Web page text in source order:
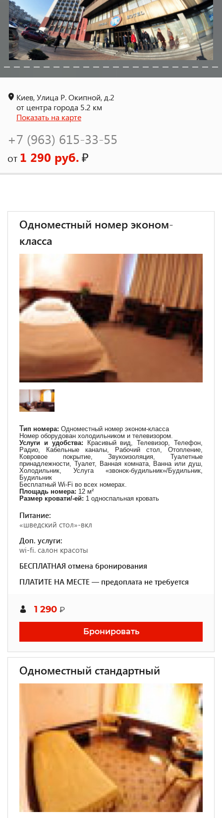
Киев, Улица Р. Окипной, д.2
от центра города 5.2 км
Показать на карте
+7 (963) 615-33-55
от 1 290 руб.₽
Одноместный номер эконом-
класса
Тип номера: Одноместный номер эконом-класса
Номер оборудован холодильником и телевизором.
Услуги и удобства:
Красивый вид, Телевизор, Телефон,
Радио, Кабельные каналы, Рабочий стол, Отопление,
Ковровое покрытие, Звукоизоляция, Туалетные
принадлежности, Туалет, Ванная комната, Ванна или душ,
Холодильник, Услуга «звонок-будильник»/Будильник,
Будильник
Бесплатный Wi-Fi во всех номерах.
Площадь номера: 12 м²
Размер кровати/-ей: 1 односпальная кровать
Питание:
«шведский стол»-вкл
Доп. услуги:
wi-fi. салон красоты
БЕСПЛАТНАЯ отмена бронирования
ПЛАТИТЕ НА МЕСТЕ — предоплата не требуется
1 290 ₽
Бронировать
Одноместный стандартный